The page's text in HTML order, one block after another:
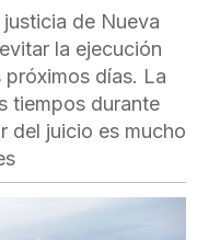
de Nueva
la ejecución
próximos días. La
tiempos durante
del juicio es mucho